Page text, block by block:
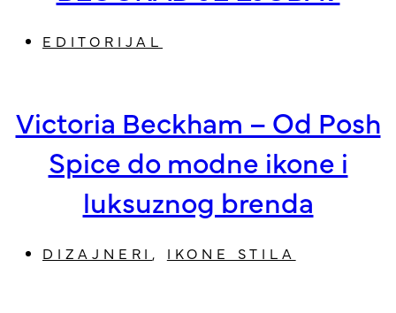
EDITORIJAL
Victoria Beckham – Od Posh
Spice do modne ikone i
luksuznog brenda
DIZAJNERI , IKONE STILA